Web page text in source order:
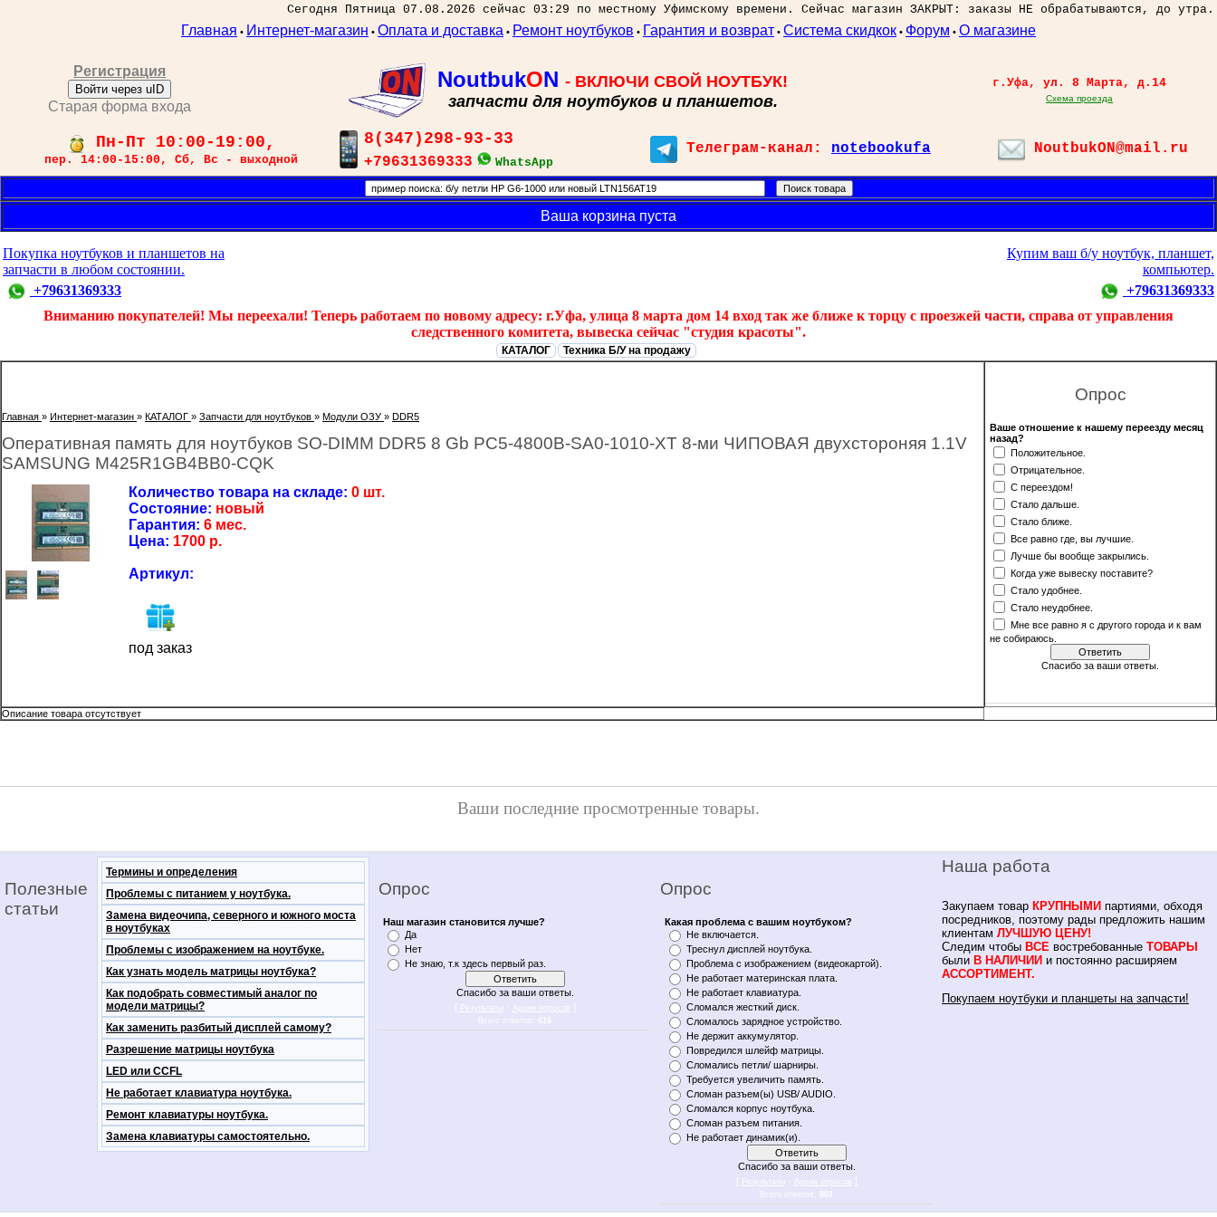
Сегодня Пятница 07.08.2026 сейчас 03:29 по местному Уфимскому времени. Сейчас магазин ЗАКРЫТ: заказы НЕ обрабатываются, до утра.
Главная • Интернет-магазин • Оплата и доставка • Ремонт ноутбуков • Гарантия и возврат • Система скидкок • Форум • О магазине
Регистрация
Войти через uID
Старая форма входа
NoutbukON - ВКЛЮЧИ СВОЙ НОУТБУК!
запчасти для ноутбуков и планшетов.
г.Уфа, ул. 8 Марта, д.14
Схема проезда
Пн-Пт 10:00-19:00,
пер. 14:00-15:00, Сб, Вс - выходной
8(347)298-93-33
+79631369333 WhatsApp
Телеграм-канал: notebookufa NoutbukON@mail.ru
Ваша корзина пуста
Покупка ноутбуков и планшетов на
запчасти в любом состоянии.
+79631369333
Купим ваш б/у ноутбук, планшет,
компьютер.
+79631369333
Вниманию покупателей! Мы переехали! Теперь работаем по новому адресу: г.Уфа, улица 8 марта дом 14 вход так же ближе к торцу с проезжей части, справа от управления
следственного комитета, вывеска сейчас "студия красоты".
КАТАЛОГ Техника Б/У на продажу
Главная » Интернет-магазин » КАТАЛОГ » Запчасти для ноутбуков » Модули ОЗУ » DDR5
Оперативная память для ноутбуков SO-DIMM DDR5 8 Gb PC5-4800B-SA0-1010-XT 8-ми ЧИПОВАЯ двухстороняя 1.1V
SAMSUNG M425R1GB4BB0-CQK
Количество товара на складе: 0 шт.
Состояние: новый
Гарантия: 6 мес.
Цена: 1700 р.
Артикул:
под заказ
Опрос
Ваше отношение к нашему переезду месяц
назад?
Положительное.
Отрицательное.
С переездом!
Стало дальше.
Стало ближе.
Все равно где, вы лучшие.
Лучше бы вообще закрылись.
Когда уже вывеску поставите?
Стало удобнее.
Стало неудобнее.
Мне все равно я с другого города и к вам
не собираюсь.
Спасибо за ваши ответы.
Описание товара отсутствует
Ваши последние просмотренные товары.
Полезные
статьи
Термины и определения
Проблемы с питанием у ноутбука.
Замена видеочипа, северного и южного моста
в ноутбуках
Проблемы с изображением на ноутбуке.
Как узнать модель матрицы ноутбука?
Как подобрать совместимый аналог по
модели матрицы?
Как заменить разбитый дисплей самому?
Разрешение матрицы ноутбука
LED или CCFL
Не работает клавиатура ноутбука.
Ремонт клавиатуры ноутбука.
Замена клавиатуры самостоятельно.
Опрос
Наш магазин становится лучше?
Да
Нет
Не знаю, т.к здесь первый раз.
Спасибо за ваши ответы.
616
Опрос
Какая проблема с вашим ноутбуком?
Не включается.
Треснул дисплей ноутбука.
Проблема с изображением (видеокартой).
Не работает материнская плата.
Не работает клавиатура.
Сломался жесткий диск.
Сломалось зарядное устройство.
Не держит аккумулятор.
Повредился шлейф матрицы.
Сломались петли/ шарниры.
Требуется увеличить память.
Сломан разъем(ы) USB/ AUDIO.
Сломался корпус ноутбука.
Сломан разъем питания.
Не работает динамик(и).
Спасибо за ваши ответы.
801
Наша работа
Закупаем товар КРУПНЫМИ партиями, обходя
посредников, поэтому рады предложить нашим
клиентам ЛУЧШУЮ ЦЕНУ!
Следим чтобы ВСЕ востребованные ТОВАРЫ
были В НАЛИЧИИ и постоянно расширяем
АССОРТИМЕНТ.
Покупаем ноутбуки и планшеты на запчасти!